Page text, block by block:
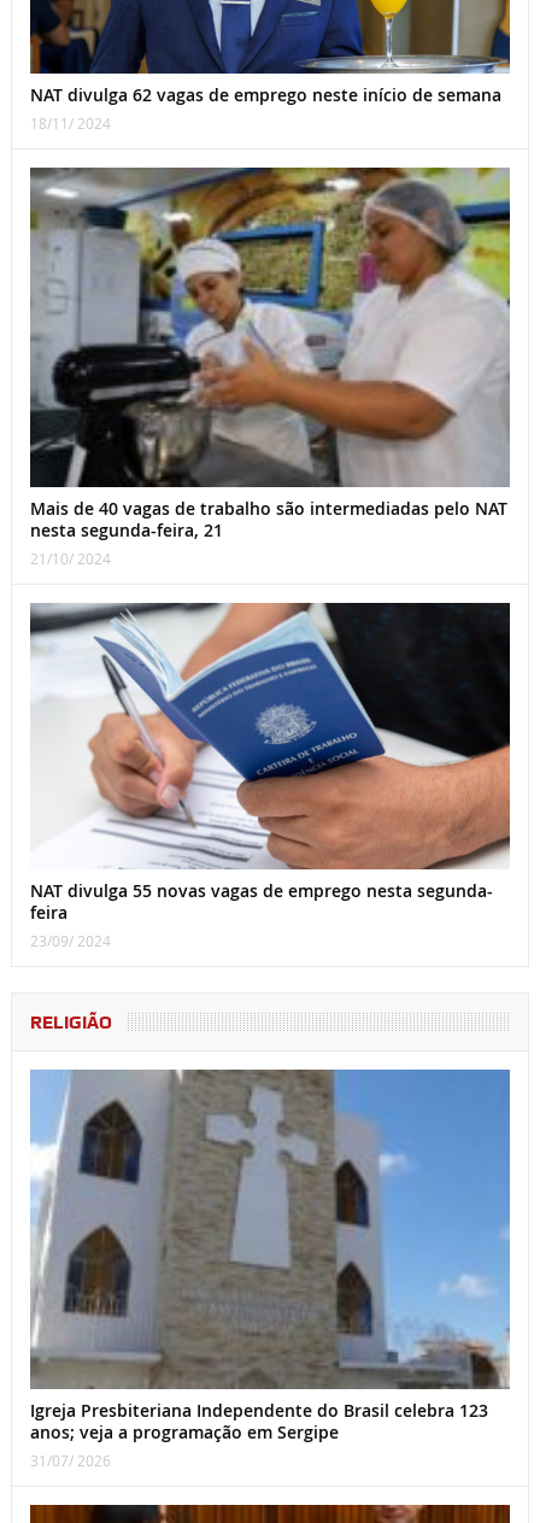
NAT divulga 62 vagas de emprego neste início de semana
18/11/ 2024
Mais de 40 vagas de trabalho são intermediadas pelo NAT
nesta segunda-feira, 21
21/10/ 2024
NAT divulga 55 novas vagas de emprego nesta segunda-
feira
23/09/ 2024
RELIGIÃO
Igreja Presbiteriana Independente do Brasil celebra 123
anos; veja a programação em Sergipe
31/07/ 2026